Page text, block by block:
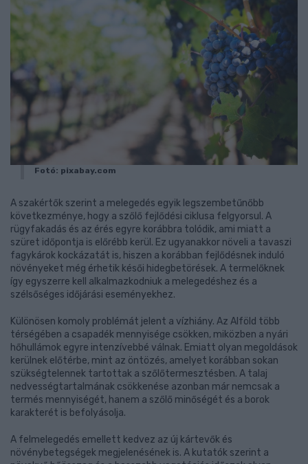
Fotó: pixabay.com
A szakértők szerint a melegedés egyik legszembetűnőbb
következménye, hogy a szőlő fejlődési ciklusa felgyorsul. A
rügyfakadás és az érés egyre korábbra tolódik, ami miatt a
szüret időpontja is előrébb kerül. Ez ugyanakkor növeli a tavaszi
fagykárok kockázatát is, hiszen a korábban fejlődésnek induló
növényeket még érhetik késői hidegbetörések. A termelőknek
így egyszerre kell alkalmazkodniuk a melegedéshez és a
szélsőséges időjárási eseményekhez.
Különösen komoly problémát jelent a vízhiány. Az Alföld több
térségében a csapadék mennyisége csökken, miközben a nyári
hőhullámok egyre intenzívebbé válnak. Emiatt olyan megoldások
kerülnek előtérbe, mint az öntözés, amelyet korábban sokan
szükségtelennek tartottak a szőlőtermesztésben. A talaj
nedvességtartalmának csökkenése azonban már nemcsak a
termés mennyiségét, hanem a szőlő minőségét és a borok
karakterét is befolyásolja.
A felmelegedés emellett kedvez az új kártevők és
növénybetegségek megjelenésének is. A kutatók szerint a